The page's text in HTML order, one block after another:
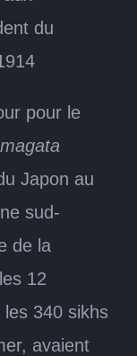
du
pour le
Japon au
sud-
de la
12
340 sikhs
avaient